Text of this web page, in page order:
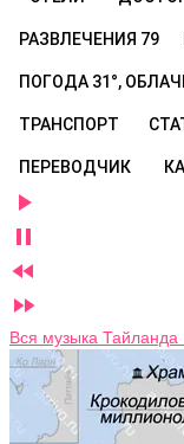
РАЗВЛЕЧЕНИЯ 79
ПОГОДА 31°,
ТРАНСПОРТ
ПЕРЕВОДЧИК




Вся музыка